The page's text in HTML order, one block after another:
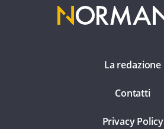
La redazione
Contatti
Privacy Policy